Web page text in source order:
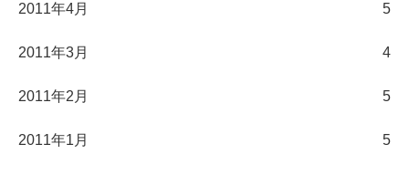
2011年4月 5
2011年3月 4
2011年2月 5
2011年1月 5